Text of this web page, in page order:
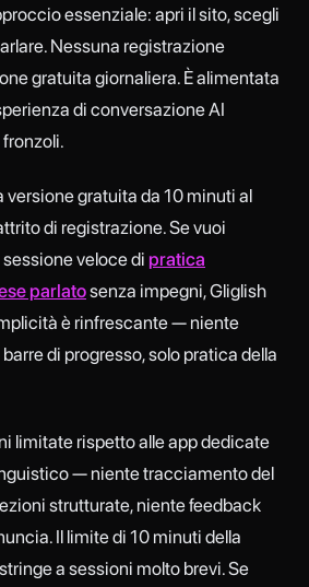
essenziale: apri il sito, scegli
Nessuna registrazione
gratuita giornaliera. È alimentata
di conversazione AI
versione gratuita da 10 minuti al
di registrazione. Se vuoi
veloce di pratica
parlatosenza impegni, Gliglish
è rinfrescante — niente
di progresso, solo pratica della
limitate rispetto alle app dedicate
— niente tracciamento del
strutturate, niente feedback
Il limite di 10 minuti della
a sessioni molto brevi. Se